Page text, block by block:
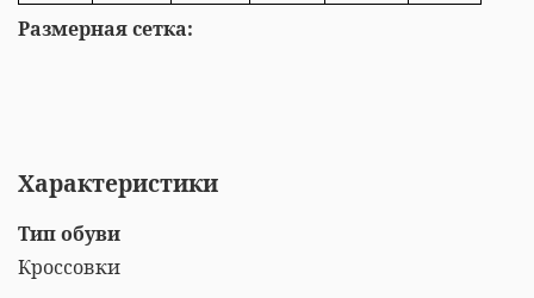
Размерная сетка:
Характеристики
Тип обуви
Кроссовки